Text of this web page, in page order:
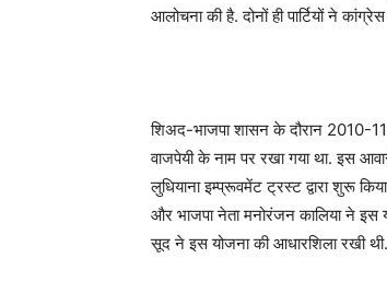
आलोचना की है. दोनों ही पार्टियों ने
शिअद-भाजपा शासन के दौरान 2010-11
वाजपेयी के नाम पर रखा गया था. इस
लुधियाना इम्प्रूवमेंट ट्रस्ट द्वारा शुरू
और भाजपा नेता मनोरंजन कालिया ने इस
सूद ने इस योजना की आधारशिला रखी थी.